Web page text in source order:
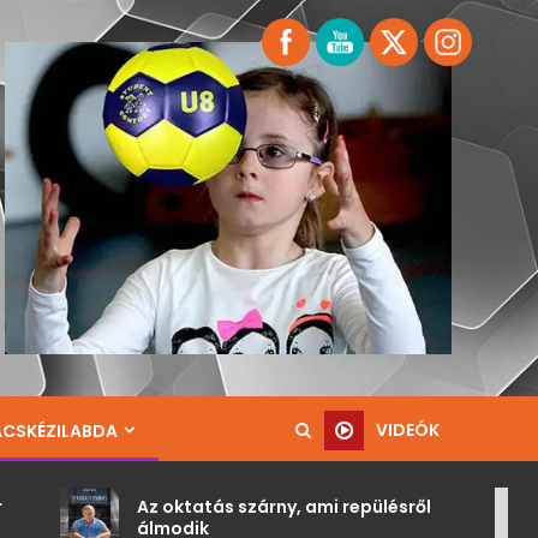
VIDEÓK
oktatás szárny, ami repülésről
A